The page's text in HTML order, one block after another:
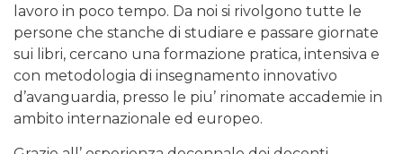
lavoro in poco tempo. Da noi si rivolgono tutte le
persone che stanche di studiare e passare giornate
sui libri, cercano una formazione pratica, intensiva e
con metodologia di insegnamento innovativo
d’avanguardia, presso le piu’ rinomate accademie in
ambito internazionale ed europeo.